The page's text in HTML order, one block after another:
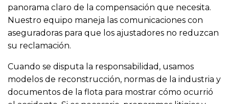
panorama claro de la compensación que necesita.
Nuestro equipo maneja las comunicaciones con
aseguradoras para que los ajustadores no reduzcan
su reclamación.
Cuando se disputa la responsabilidad, usamos
modelos de reconstrucción, normas de la industria y
documentos de la flota para mostrar cómo ocurrió